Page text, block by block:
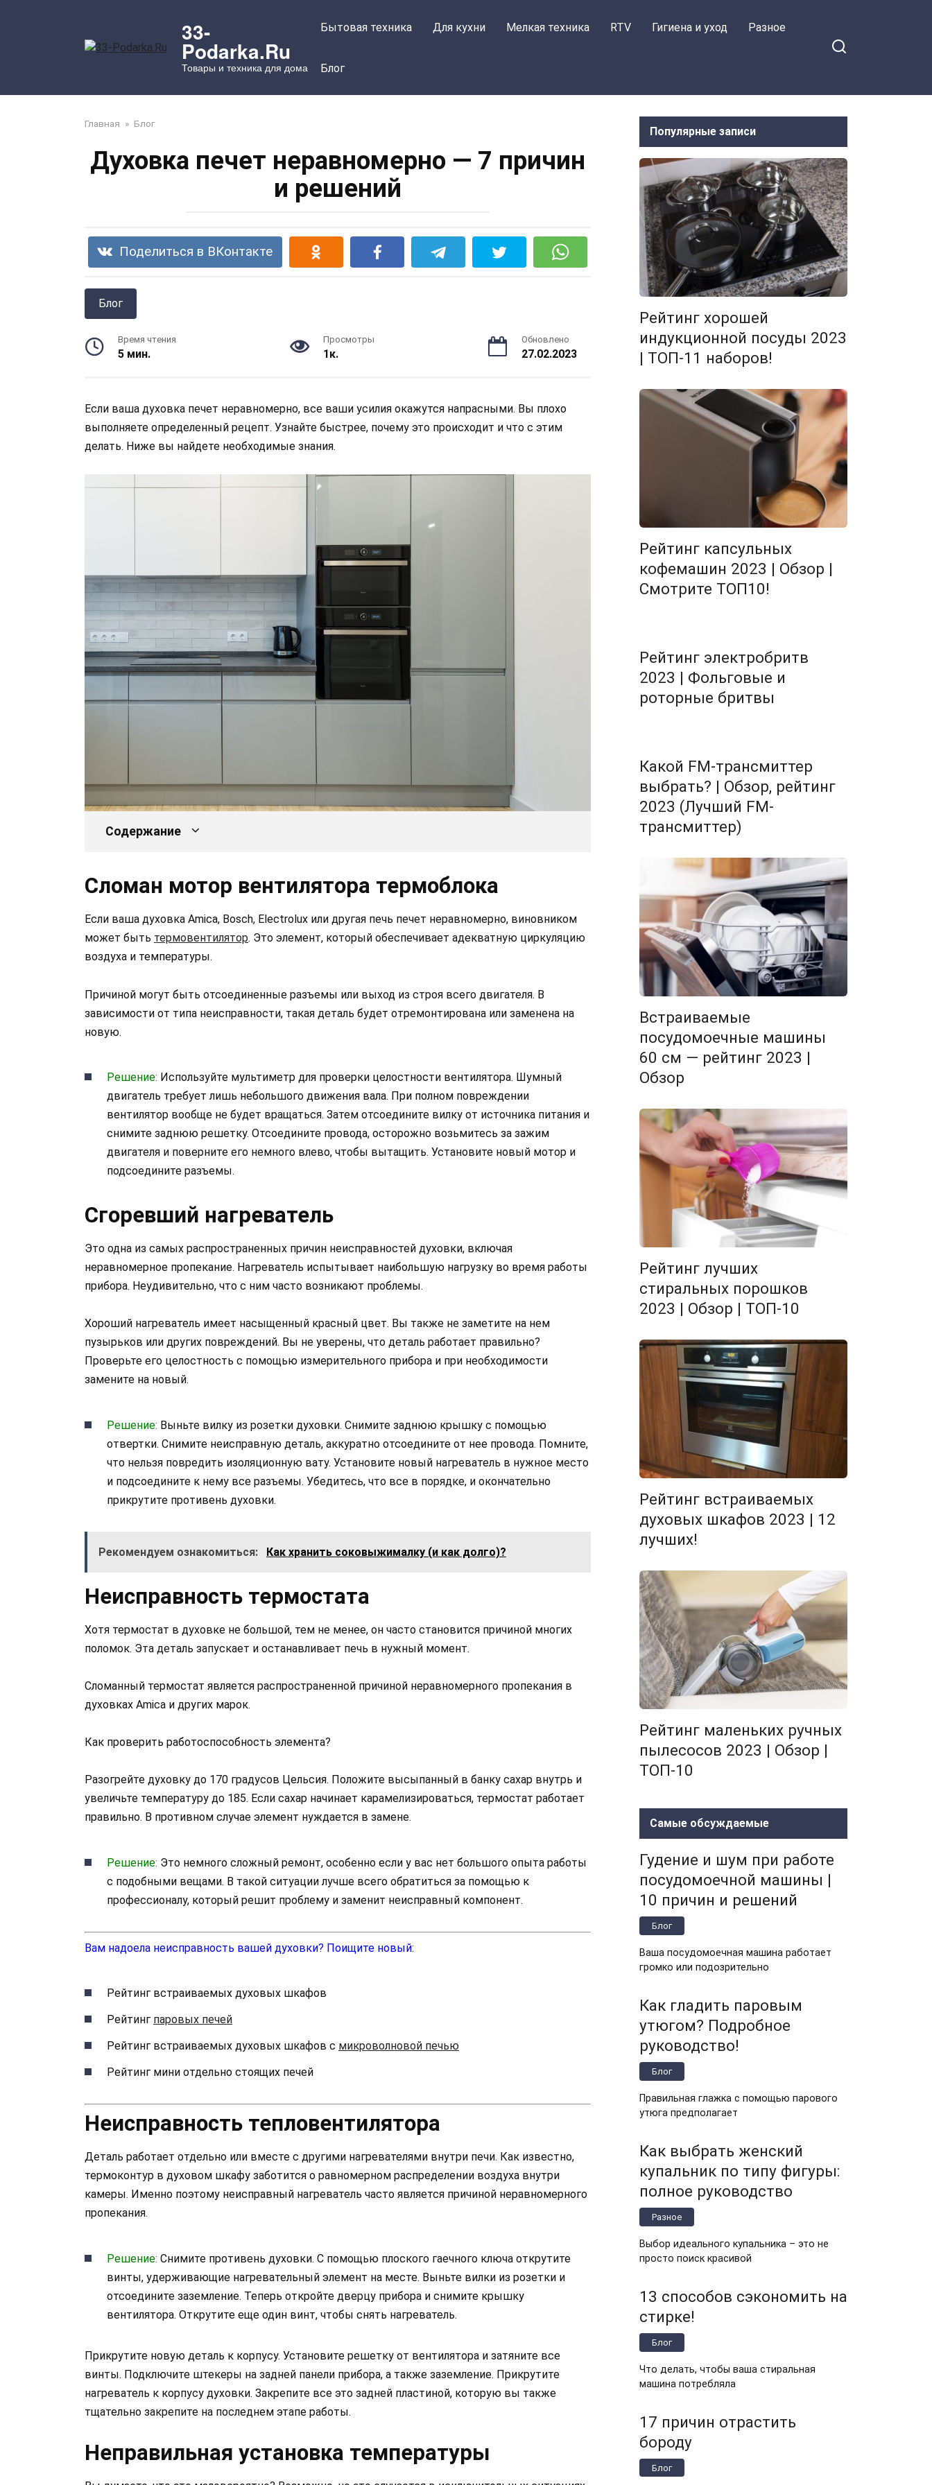
33-
Podarka.Ru
Товары и техника для дома
Бытовая техника Для кухни Мелкая техника RTV Гигиена и уход Разное
Блог
Главная » Блог
Духовка печет неравномерно — 7 причин
и решений
Поделиться в ВКонтакте
Блог
Время чтения
5 мин.
Просмотры
1к.
Обновлено
27.02.2023
Если ваша духовка печет неравномерно, все ваши усилия окажутся напрасными. Вы плохо
выполняете определенный рецепт. Узнайте быстрее, почему это происходит и что с этим
делать. Ниже вы найдете необходимые знания.
Содержание
Сломан мотор вентилятора термоблока
Если ваша духовка Amica, Bosch, Electrolux или другая печь печет неравномерно, виновником
может быть термовентилятор. Это элемент, который обеспечивает адекватную циркуляцию
воздуха и температуры.
Причиной могут быть отсоединенные разъемы или выход из строя всего двигателя. В
зависимости от типа неисправности, такая деталь будет отремонтирована или заменена на
новую.
Решение: Используйте мультиметр для проверки целостности вентилятора. Шумный
двигатель требует лишь небольшого движения вала. При полном повреждении
вентилятор вообще не будет вращаться. Затем отсоедините вилку от источника питания и
снимите заднюю решетку. Отсоедините провода, осторожно возьмитесь за зажим
двигателя и поверните его немного влево, чтобы вытащить. Установите новый мотор и
подсоедините разъемы.
Сгоревший нагреватель
Это одна из самых распространенных причин неисправностей духовки, включая
неравномерное пропекание. Нагреватель испытывает наибольшую нагрузку во время работы
прибора. Неудивительно, что с ним часто возникают проблемы.
Хороший нагреватель имеет насыщенный красный цвет. Вы также не заметите на нем
пузырьков или других повреждений. Вы не уверены, что деталь работает правильно?
Проверьте его целостность с помощью измерительного прибора и при необходимости
замените на новый.
Решение: Выньте вилку из розетки духовки. Снимите заднюю крышку с помощью
отвертки. Снимите неисправную деталь, аккуратно отсоедините от нее провода. Помните,
что нельзя повредить изоляционную вату. Установите новый нагреватель в нужное место
и подсоедините к нему все разъемы. Убедитесь, что все в порядке, и окончательно
прикрутите противень духовки.
Рекомендуем ознакомиться: Как хранить соковыжималку (и как долго)?
Неисправность термостата
Хотя термостат в духовке не большой, тем не менее, он часто становится причиной многих
поломок. Эта деталь запускает и останавливает печь в нужный момент.
Сломанный термостат является распространенной причиной неравномерного пропекания в
духовках Amica и других марок.
Как проверить работоспособность элемента?
Разогрейте духовку до 170 градусов Цельсия. Положите высыпанный в банку сахар внутрь и
увеличьте температуру до 185. Если сахар начинает карамелизироваться, термостат работает
правильно. В противном случае элемент нуждается в замене.
Решение: Это немного сложный ремонт, особенно если у вас нет большого опыта работы
с подобными вещами. В такой ситуации лучше всего обратиться за помощью к
профессионалу, который решит проблему и заменит неисправный компонент.
Вам надоела неисправность вашей духовки? Поищите новый:
Рейтинг встраиваемых духовых шкафов
Рейтинг паровых печей
Рейтинг встраиваемых духовых шкафов с микроволновой печью
Рейтинг мини отдельно стоящих печей
Неисправность тепловентилятора
Деталь работает отдельно или вместе с другими нагревателями внутри печи. Как известно,
термоконтур в духовом шкафу заботится о равномерном распределении воздуха внутри
камеры. Именно поэтому неисправный нагреватель часто является причиной неравномерного
пропекания.
Решение: Снимите противень духовки. С помощью плоского гаечного ключа открутите
винты, удерживающие нагревательный элемент на месте. Выньте вилки из розетки и
отсоедините заземление. Теперь откройте дверцу прибора и снимите крышку
вентилятора. Открутите еще один винт, чтобы снять нагреватель.
Прикрутите новую деталь к корпусу. Установите решетку от вентилятора и затяните все
винты. Подключите штекеры на задней панели прибора, а также заземление. Прикрутите
нагреватель к корпусу духовки. Закрепите все это задней пластиной, которую вы также
тщательно закрепите на последнем этапе работы.
Неправильная установка температуры
Популярные записи
Рейтинг хорошей
индукционной посуды 2023
| ТОП-11 наборов!
Рейтинг капсульных
кофемашин 2023 | Обзор |
Смотрите ТОП10!
Рейтинг электробритв
2023 | Фольговые и
роторные бритвы
Какой FM-трансмиттер
выбрать? | Обзор, рейтинг
2023 (Лучший FM-
трансмиттер)
Встраиваемые
посудомоечные машины
60 см — рейтинг 2023 |
Обзор
Рейтинг лучших
стиральных порошков
2023 | Обзор | ТОП-10
Рейтинг встраиваемых
духовых шкафов 2023 | 12
лучших!
Рейтинг маленьких ручных
пылесосов 2023 | Обзор |
ТОП-10
Самые обсуждаемые
Гудение и шум при работе
посудомоечной машины |
10 причин и решений
Блог
Ваша посудомоечная машина работает
громко или подозрительно
Как гладить паровым
утюгом? Подробное
руководство!
Блог
Правильная глажка с помощью парового
утюга предполагает
Как выбрать женский
купальник по типу фигуры:
полное руководство
Разное
Выбор идеального купальника – это не
просто поиск красивой
13 способов сэкономить на
стирке!
Блог
Что делать, чтобы ваша стиральная
машина потребляла
17 причин отрастить
бороду
Блог